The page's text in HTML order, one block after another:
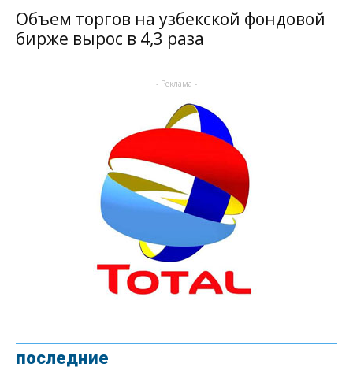
Объем торгов на узбекской фондовой
бирже вырос в 4,3 раза
- Реклама -
последние